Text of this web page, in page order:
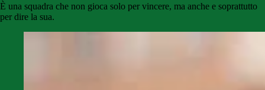
È una squadra che non gioca solo per vincere, ma anche e soprattutto
per dire la sua.